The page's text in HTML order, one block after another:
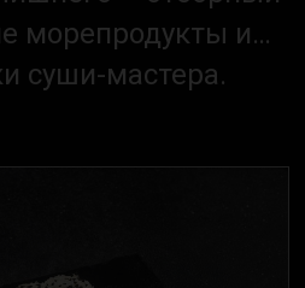
морепродукты и…
суши-мастера.